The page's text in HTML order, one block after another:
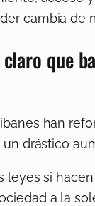
cambia de
que
han
drástico
leyes si
a la